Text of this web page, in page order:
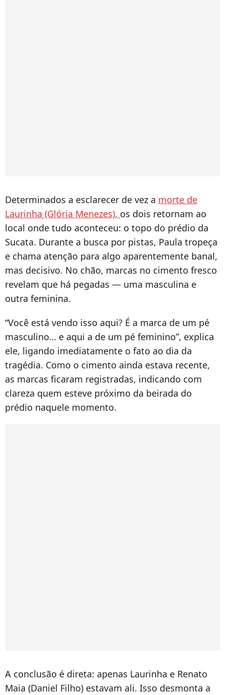
Determinados a esclarecer de vez a morte de
Laurinha (Glória Menezes), os dois retornam ao
local onde tudo aconteceu: o topo do prédio da
Sucata. Durante a busca por pistas, Paula tropeça
e chama atenção para algo aparentemente banal,
mas decisivo. No chão, marcas no cimento fresco
revelam que há pegadas — uma masculina e
outra feminina.
“Você está vendo isso aqui? É a marca de um pé
masculino… e aqui a de um pé feminino”, explica
ele, ligando imediatamente o fato ao dia da
tragédia. Como o cimento ainda estava recente,
as marcas ficaram registradas, indicando com
clareza quem esteve próximo da beirada do
prédio naquele momento.
A conclusão é direta: apenas Laurinha e Renato
Maia (Daniel Filho) estavam ali. Isso desmonta a